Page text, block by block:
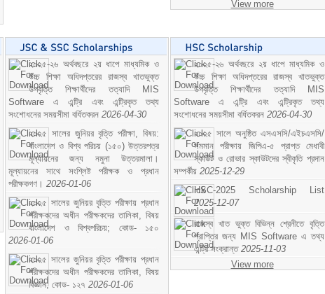
View more
২০২৫-২৬ অর্থবছরে ২য় ধাপে মাধ্যমিক ও
উচ্চ শিক্ষা অধিদপ্তরের রাজস্ব খাতভুক্ত
উপবৃত্তি শিক্ষার্থীদের তত্যাদি MIS
Software এ এন্ট্রি এবং এন্ট্রিকৃত তথ্য
সংশোধনের সময়সীমা বর্ধিতকরন 2026-04-30
২০২৫ সালের জুনিয়র বৃত্তি পরীক্ষা, বিষয়:
বাংলাদেশ ও বিশ্ব পরিচয় (১৫০) উত্তরপত্র
মূল্যায়নের জন্য নমুনা উত্তরমালা।
মূল্যায়নের সাথে সংশ্লিষ্ট পরীক্ষক ও প্রধান
পরীক্ষকগণ। 2026-01-06
২০২৫ সালের জুনিয়র বৃত্তি পরীক্ষায় প্রধান
পরীক্ষকদের অধীন পরীক্ষকদের তালিকা, বিষয়
বাংলাদেশ ও বিশ্বপরিচয়; কোড- ১৫০
2026-01-06
২০২৫ সালের জুনিয়র বৃত্তি পরীক্ষায় প্রধান
পরীক্ষকদের অধীন পরীক্ষকদের তালিকা, বিষয়
বিজ্ঞান; কোড- ১২৭ 2026-01-06
২০২৫-২৬ অর্থবছরে ২য় ধাপে মাধ্যমিক ও
উচ্চ শিক্ষা অধিদপ্তরের রাজস্ব খাতভুক্ত
উপবৃত্তি শিক্ষার্থীদের তত্যাদি MIS
Software এ এন্ট্রি এবং এন্ট্রিকৃত তথ্য
সংশোধনের সময়সীমা বর্ধিতকরন 2026-04-30
২০২৫ সালে অনুষ্ঠিত এসএসসি/এইচএসসি/
সমমান পরীক্ষায় জিপিএ-৫ প্রাপ্ত মেধাবী
স্কাউট ও রোভার স্কাউটদের স্বীকৃতি প্রদান
সম্পর্কীয় 2025-12-29
HSC-2025 Scholarship List
2025-12-07
রাজস্ব খাত ভুক্ত বিভিন্ন শ্রেনীতে বৃত্তি
প্রাপ্তির জন্য MIS Software এ তথ্য
এন্ট্রি সংক্রান্ত 2025-11-03
View more